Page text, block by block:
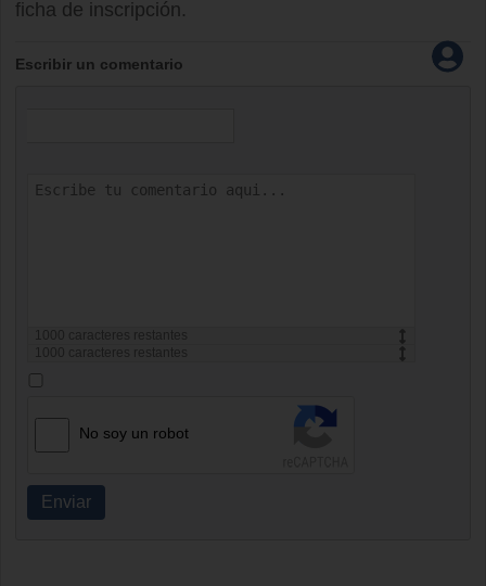
ficha de inscripción.
Escribir un comentario
caracteres restantes
caracteres restantes
No soy un robot
Enviar